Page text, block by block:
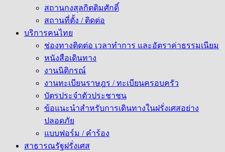
สถานกงสุลกิตติมศักดิ์
สถานที่ตั้ง / ติดต่อ
บริการคนไทย
ช่องทางติดต่อ เวลาทำการ และอัตราค่าธรรมเนียม
หนังสือเดินทาง
งานนิติกรณ์
งานทะเบียนราษฎร / ทะเบียนครอบครัว
บัตรประจำตัวประชาชน
ข้อแนะนำสำหรับการเดินทางในฝรั่งเศสอย่าง
ปลอดภัย
แบบฟอร์ม / คำร้อง
สาธารณรัฐฝรั่งเศส